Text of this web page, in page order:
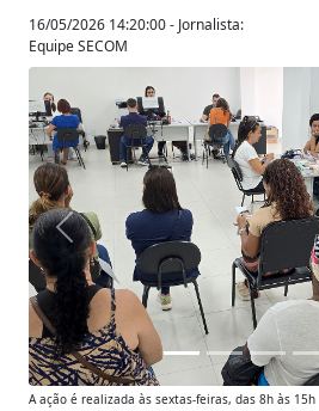
16/05/2026 14:20:00 - Jornalista:
Equipe SECOM
Anterior
A ação é realizada às sextas-feiras, das 8h às 15h